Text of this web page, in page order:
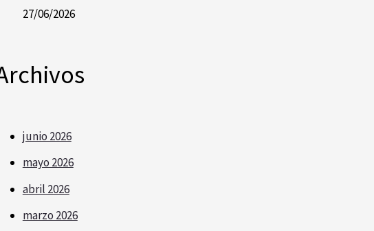
27/06/2026
junio 2026
mayo 2026
abril 2026
marzo 2026